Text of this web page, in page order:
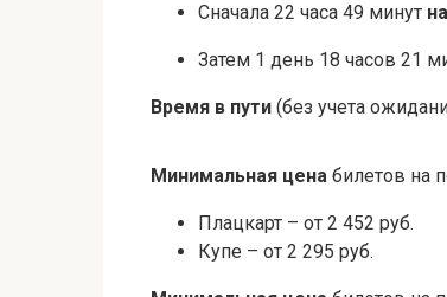
Сначала 22 часа 49 минут
Затем 1 день 18 часов 21
Время в пути (без учета
Минимальная цена билетов на
Плацкарт – от 2 452 руб.
Купе – от 2 295 руб.